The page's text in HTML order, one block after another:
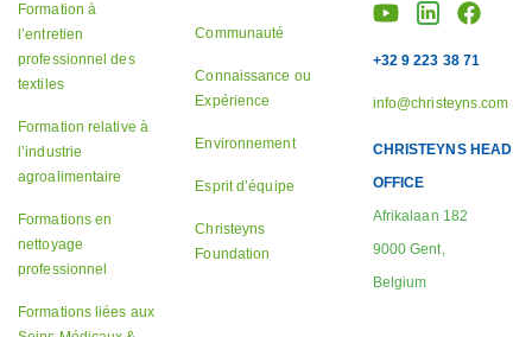
Formation à
l’entretien
professionnel des
textiles
Formation relative à
l’industrie
agroalimentaire
Formations en
nettoyage
professionnel
Formations liées aux
Communauté
Connaissance ou
Expérience
Environnement
Esprit d’équipe
Christeyns
Foundation
+32 9 223 38 71
info@christeyns.com
CHRISTEYNS HEAD
OFFICE
Afrikalaan 182
9000 Gent,
Belgium